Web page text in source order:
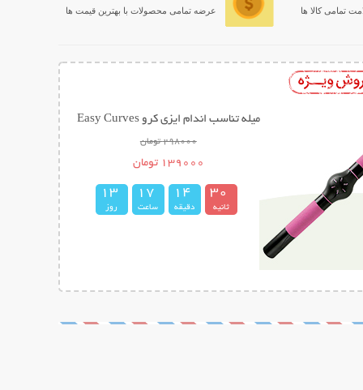
تمامی کالا ها
عرضه تمامی محصولات با بهترین قیمت ها
میله تناسب اندام ایزی کرو Easy Curves
298000 تومان
139000 تومان
2
3 9
0
ثانیه
1 4
دقیقه
1 7
ساعت
1 3
روز